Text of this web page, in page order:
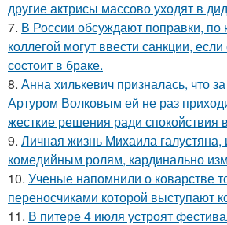
другие актрисы массово уходят в
7. В России обсуждают поправки, по
коллегой могут ввести санкции,
состоит в браке.
8. Анна хилькевич призналась, что
Артуром Волковым ей не раз
жесткие решения ради спокойствия
9. Личная жизнь Михаила галустяна,
комедийным ролям, кардинально
10. Ученые напомнили о коварстве
переносчиками которой выступают
11. В питере 4 июля устроят